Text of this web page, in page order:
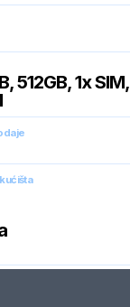
512GB, 1x SIM,